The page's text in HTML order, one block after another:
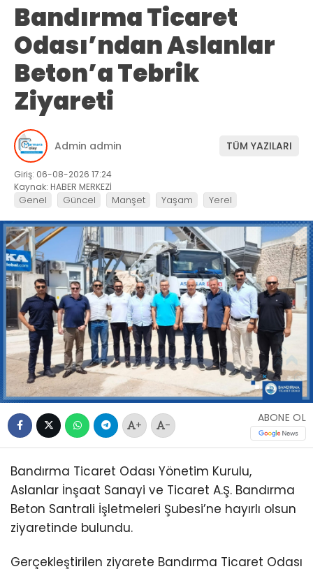
Bandırma Ticaret
Odası’ndan Aslanlar
Beton’a Tebrik
Ziyareti
Admin admin TÜM YAZILARI
Giriş: 06-08-2026 17:24
Kaynak: HABER MERKEZİ
Genel Güncel Manşet Yaşam Yerel
+ -
ABONE OL
Bandırma Ticaret Odası Yönetim Kurulu,
Aslanlar İnşaat Sanayi ve Ticaret A.Ş. Bandırma
Beton Santrali İşletmeleri Şubesi’ne hayırlı olsun
ziyaretinde bulundu.
Gerçekleştirilen ziyarete Bandırma Ticaret Odası